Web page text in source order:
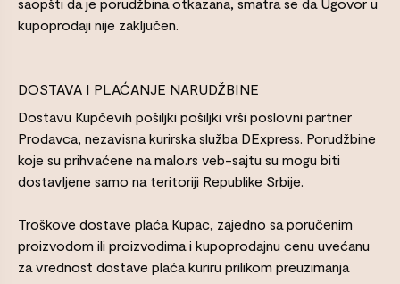
kupoprodaji nije zaključen.
DOSTAVA I PLAĆANJE NARUDŽBINE
Dostavu Kupčevih pošiljki pošiljki vrši poslovni partner
Prodavca, nezavisna kurirska služba DExpress. Porudžbine
koje su prihvaćene na malo.rs veb-sajtu su mogu biti
dostavljene samo na teritoriji Republike Srbije.
Troškove dostave plaća Kupac, zajedno sa poručenim
proizvodom ili proizvodima i kupoprodajnu cenu uvećanu
za vrednost dostave plaća kuriru prilikom preuzimanja